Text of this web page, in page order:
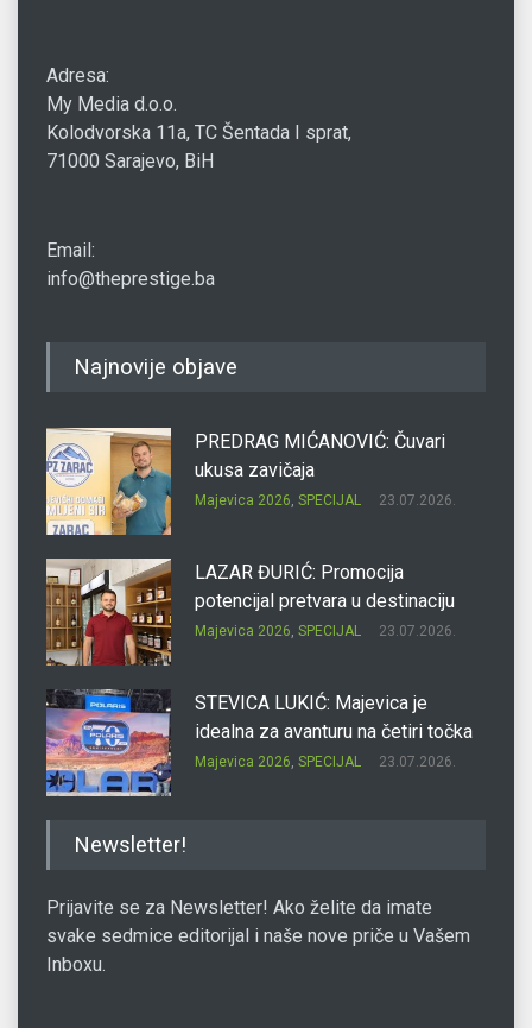
Adresa:
My Media d.o.o.
Kolodvorska 11a, TC Šentada I sprat,
71000 Sarajevo, BiH
Email:
info@theprestige.ba
Najnovije objave
PREDRAG MIĆANOVIĆ: Čuvari
ukusa zavičaja
Majevica 2026, SPECIJAL 23.07.2026.
LAZAR ĐURIĆ: Promocija
potencijal pretvara u destinaciju
Majevica 2026, SPECIJAL 23.07.2026.
STEVICA LUKIĆ: Majevica je
idealna za avanturu na četiri točka
Majevica 2026, SPECIJAL 23.07.2026.
Newsletter!
Prijavite se za Newsletter! Ako želite da imate
svake sedmice editorijal i naše nove priče u Vašem
Inboxu.